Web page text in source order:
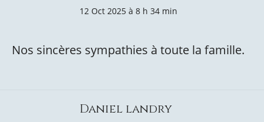
12 Oct 2025 à 8 h 34 min
Nos sincères sympathies à toute la famille.
Daniel landry